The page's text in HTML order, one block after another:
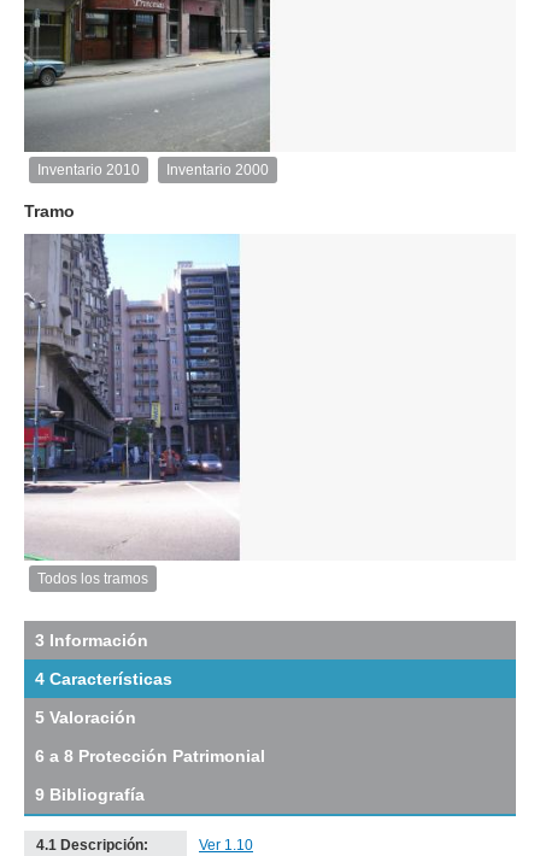
Inventario
2010
Descargar
imagen
original
Inventario 2010
Inventario 2000
Tramo
Imagen
tramo:
Plaza
Independencia
(PI
6)
tamaño
original
Todos los tramos
3 Información
4 Características
5 Valoración
6 a 8 Protección Patrimonial
9 Bibliografía
4.1 Descripción:
Ver 1.10